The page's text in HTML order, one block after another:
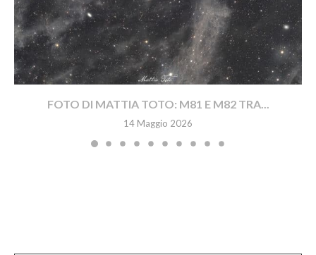
FOTO DI MATTIA TOTO: M81 E M82 TRA...
14 Maggio 2026